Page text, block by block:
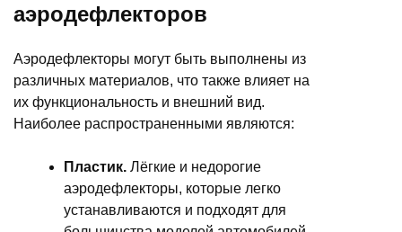
аэродефлекторов
Аэродефлекторы могут быть выполнены из
различных материалов, что также влияет на
их функциональность и внешний вид.
Наиболее распространенными являются:
Пластик. Лёгкие и недорогие
аэродефлекторы, которые легко
устанавливаются и подходят для